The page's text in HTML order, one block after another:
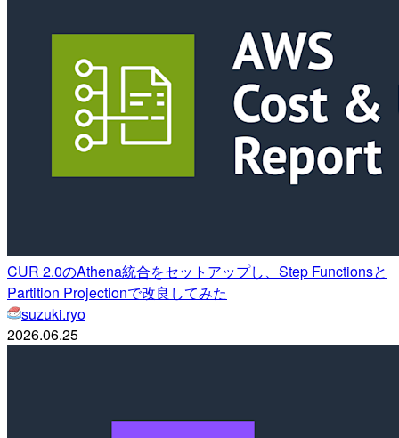
CUR 2.0のAthena統合をセットアップし、Step Functionsと
Partition Projectionで改良してみた
suzuki.ryo
2026.06.25